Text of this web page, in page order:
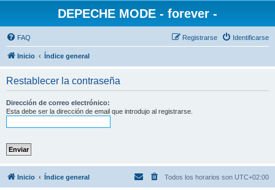
DEPECHE MODE - forever -
FAQ Identificarse
Registrarse
Inicio Índice general
Restablecer la contraseña
Dirección de correo electrónico:
Esta debe ser la dirección de email que introdujo al registrarse.
Inicio Índice general Todos los horarios son UTC+02:00